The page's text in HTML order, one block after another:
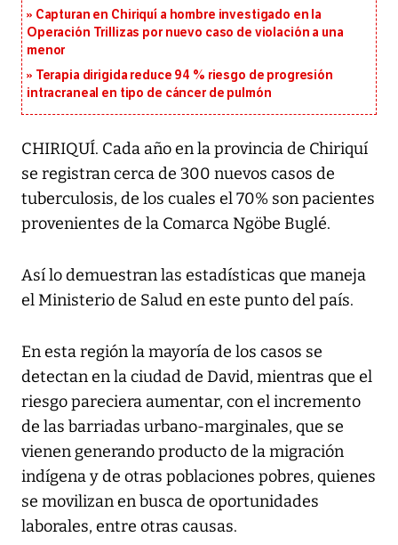
Capturan en Chiriquí a hombre investigado en la
Operación Trillizas por nuevo caso de violación a una
menor
Terapia dirigida reduce 94 % riesgo de progresión
intracraneal en tipo de cáncer de pulmón
CHIRIQUÍ. Cada año en la provincia de Chiriquí
se registran cerca de 300 nuevos casos de
tuberculosis, de los cuales el 70% son pacientes
provenientes de la Comarca Ngöbe Buglé.
Así lo demuestran las estadísticas que maneja
el Ministerio de Salud en este punto del país.
En esta región la mayoría de los casos se
detectan en la ciudad de David, mientras que el
riesgo pareciera aumentar, con el incremento
de las barriadas urbano-marginales, que se
vienen generando producto de la migración
indígena y de otras poblaciones pobres, quienes
se movilizan en busca de oportunidades
laborales, entre otras causas.